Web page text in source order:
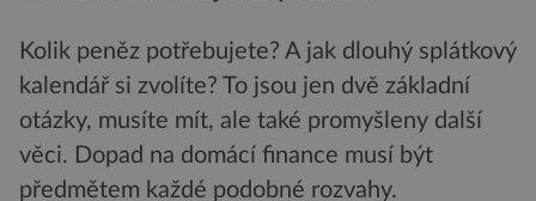
Kolik peněz potřebujete? A jak dlouhý splátkový
kalendář si zvolíte? To jsou jen dvě základní
otázky, musíte mít, ale také promyšleny další
věci. Dopad na domácí finance musí být
předmětem každé podobné rozvahy.